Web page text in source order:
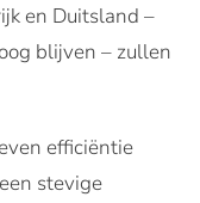
en Duitsland –
blijven – zullen
efficiëntie
stevige